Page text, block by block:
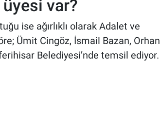
var?
ise ağırlıklı olarak Adalet ve
Ümit Cingöz, İsmail Bazan, Orhan
Belediyesi’nde temsil ediyor.